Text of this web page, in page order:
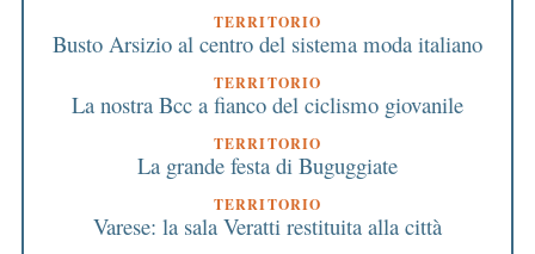
TERRITORIO
Busto Arsizio al centro del sistema moda italiano
TERRITORIO
La nostra Bcc a fianco del ciclismo giovanile
TERRITORIO
La grande festa di Buguggiate
TERRITORIO
Varese: la sala Veratti restituita alla città